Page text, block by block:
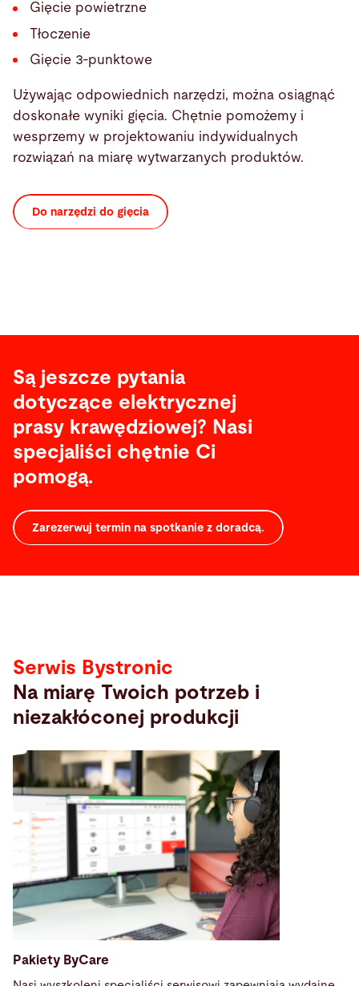
Gięcie powietrzne
Tłoczenie
Gięcie 3-punktowe
Używając odpowiednich narzędzi, można osiągnąć
doskonałe wyniki gięcia. Chętnie pomożemy i
wesprzemy w projektowaniu indywidualnych
rozwiązań na miarę wytwarzanych produktów.
Do narzędzi do gięcia
Są jeszcze pytania
dotyczące elektrycznej
prasy krawędziowej? Nasi
specjaliści chętnie Ci
pomogą.
Zarezerwuj termin na spotkanie z doradcą.
Serwis Bystronic
Na miarę Twoich potrzeb i
niezakłóconej produkcji
Pakiety ByCare